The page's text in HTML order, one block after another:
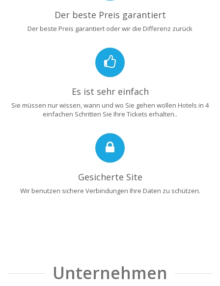
Der beste Preis garantiert
Der beste Preis garantiert oder wir die Differenz zurück
Es ist sehr einfach
Sie müssen nur wissen, wann und wo Sie gehen wollen Hotels in 4
einfachen Schritten Sie Ihre Tickets erhalten..
Gesicherte Site
Wir benutzen sichere Verbindungen Ihre Daten zu schützen.
Unternehmen